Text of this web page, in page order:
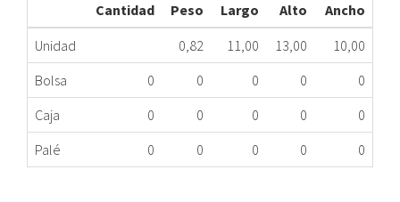
Cantidad Peso Largo Alto
Ancho
Unidad
0,82 11,00 13,00
10,00
Bolsa
0 0 0 0
0
Caja
0 0 0 0
0
Palé
0 0 0 0 0